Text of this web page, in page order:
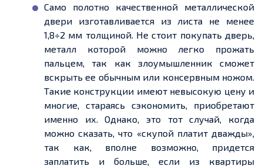
Само полотно качественной металлической
двери изготавливается из листа не менее
1,8÷2 мм толщиной. Не стоит покупать дверь,
металл которой можно легко прожать
пальцем, так как злоумышленник сможет
вскрыть ее обычным или консервным ножом.
Такие конструкции имеют невысокую цену и
многие, стараясь сэкономить, приобретают
именно их. Однако, это тот случай, когда
можно сказать, что «скупой платит дважды»,
так как, вполне возможно, придется
заплатить и больше, если из квартиры